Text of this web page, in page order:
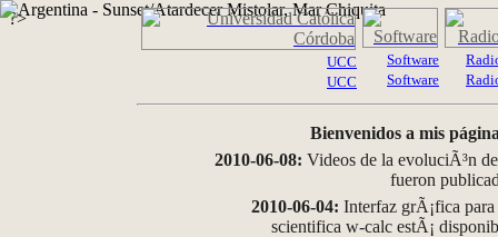
?>
UCC
UCC
Software
Software
Bienvenidos a mis
2010-06-08: Videos de la evoluciÃ³n
fueron
2010-06-04: Interfaz grÃ¡fica
scientifica w-calc estÃ¡